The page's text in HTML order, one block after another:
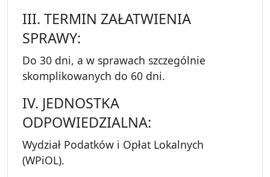
III. TERMIN ZAŁATWIENIA
SPRAWY:
Do 30 dni, a w sprawach szczególnie
skomplikowanych do 60 dni.
IV. JEDNOSTKA
ODPOWIEDZIALNA:
Wydział Podatków i Opłat Lokalnych
(WPiOL).